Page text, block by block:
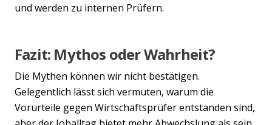
und werden zu internen Prüfern.
Fazit: Mythos oder Wahrheit?
Die Mythen können wir nicht bestätigen.
Gelegentlich lässt sich vermuten, warum die
Vorurteile gegen Wirtschaftsprüfer entstanden sind,